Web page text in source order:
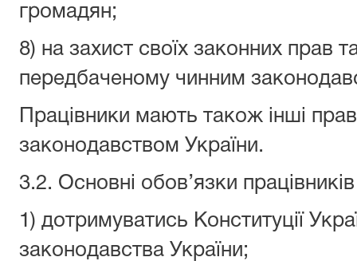
громадян;
8) на захист своїх законних прав
передбаченому чинним
Працівники мають також інші
законодавством України.
3.2. Основні обов’язки
1) дотримуватись Конституції
законодавства України;